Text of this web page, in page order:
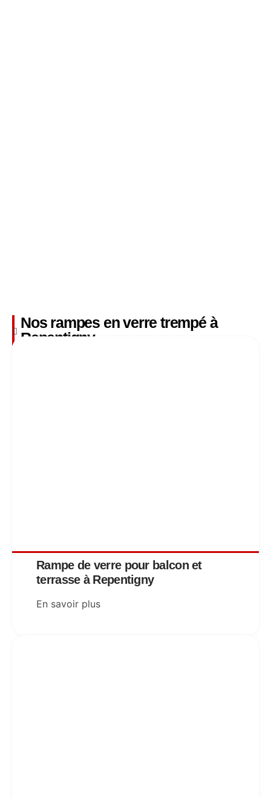
Nos rampes en verre trempé à
Repentigny
Rampe de verre pour balcon et
terrasse à Repentigny
En savoir plus